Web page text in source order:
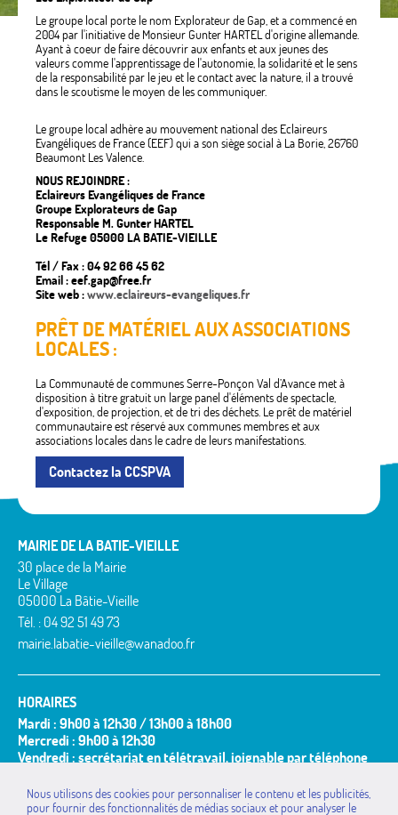
Le groupe local porte le nom Explorateur de Gap, et a commencé en
2004 par l'initiative de Monsieur Gunter HARTEL d'origine allemande.
Ayant à coeur de faire découvrir aux enfants et aux jeunes des
valeurs comme l'apprentissage de l'autonomie, la solidarité et le sens
de la responsabilité par le jeu et le contact avec la nature, il a trouvé
dans le scoutisme le moyen de les communiquer.
Le groupe local adhère au mouvement national des Eclaireurs
Evangéliques de France (EEF) qui a son siège social à La Borie, 26760
Beaumont Les Valence.
NOUS REJOINDRE :
Eclaireurs Evangéliques de France
Groupe Explorateurs de Gap
Responsable M. Gunter HARTEL
Le Refuge 05000 LA BATIE-VIEILLE
Tél / Fax : 04 92 66 45 62
Email : eef.gap@free.fr
Site web :www.eclaireurs-evangeliques.fr
PRÊT DE MATÉRIEL AUX ASSOCIATIONS
LOCALES :
La Communauté de communes Serre-Ponçon Val d’Avance met à
disposition à titre gratuit un large panel d'éléments de spectacle,
d'exposition, de projection, et de tri des déchets. Le prêt de matériel
communautaire est réservé aux communes membres et aux
associations locales dans le cadre de leurs manifestations.
Contactez la CCSPVA
MAIRIE DE LA BATIE-VIEILLE
30 place de la Mairie
Le Village
05000 La Bâtie-Vieille
Tél. : 04 92 51 49 73
mairie.labatie-vieille@wanadoo.fr
HORAIRES
Mardi : 9h00 à 12h30 / 13h00 à 18h00
Mercredi : 9h00 à 12h30
Vendredi : secrétariat en télétravail, joignable par téléphone
Permanence du Maire ou de ses adjoints :
Nous utilisons des cookies pour personnaliser le contenu et les publicités,
pour fournir des fonctionnalités de médias sociaux et pour analyser le